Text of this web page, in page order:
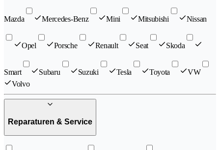
Mazda Mercedes-Benz Mini Mitsubishi Nissan
Opel Porsche Renault Seat Skoda
Smart Subaru Suzuki Tesla Toyota
VW
Volvo
Reparaturen & Service